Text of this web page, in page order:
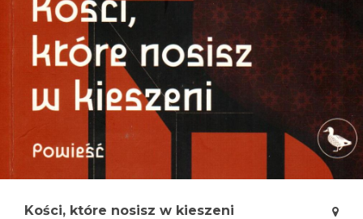
Kości, które nosisz w kieszeni